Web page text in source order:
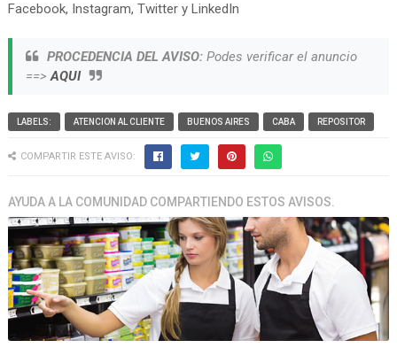
Facebook, Instagram, Twitter y LinkedIn
PROCEDENCIA DEL AVISO:Podes verificar el anuncio
==>AQUI
LABELS: ATENCION AL CLIENTE BUENOS AIRES CABA REPOSITOR
COMPARTIR ESTE AVISO:
AYUDA A LA COMUNIDAD COMPARTIENDO ESTOS AVISOS.